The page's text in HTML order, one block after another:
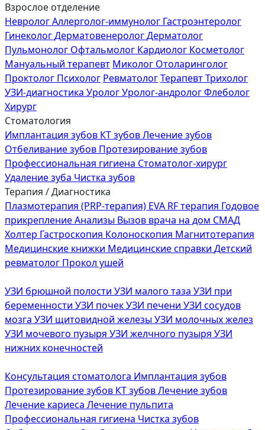
Взрослое отделение
НеврологАллерголог-иммунолог Гастроэнтеролог
ГинекологДерматовенерологДерматолог
Пульмонолог Офтальмолог Кардиолог Косметолог
Мануальный терапевт Миколог Отоларинголог
Проктолог Психолог РевматологТерапевтТрихолог
УЗИ-диагностика УрологУролог-андрологФлеболог
Хирург
Стоматология
Имплантация зубов КТ зубовЛечение зубов
Отбеливание зубов Протезирование зубов
Профессиональная гигиена Стоматолог-хирург
Удаление зуба Чистка зубов
Терапия / Диагностика
Плазмотерапия (PRP-терапия) EVA RF терапия Годовое
прикреплениеАнализы Вызов врача на дом СМАД
Холтер Гастроскопия Колоноскопия Магнитотерапия
Медицинские книжки Медицинские справки Детский
ревматолог Прокол ушей
УЗИ брюшной полости УЗИ малого таза УЗИ при
беременности УЗИ почекУЗИ печени УЗИ сосудов
мозга УЗИ щитовидной железыУЗИ молочных желез
УЗИ мочевого пузыря УЗИ желчного пузыря УЗИ
нижних конечностей
Консультация стоматолога Имплантация зубов
Протезирование зубов КТ зубовЛечение зубов
Лечение кариеса Лечение пульпита
Профессиональная гигиена Чистка зубов